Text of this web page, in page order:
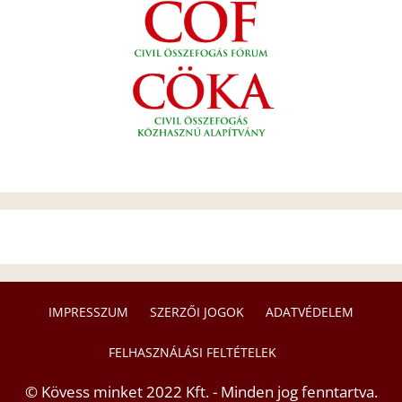
IMPRESSZUM SZERZŐI JOGOK ADATVÉDELEM
FELHASZNÁLÁSI FELTÉTELEK
© Kövess minket 2022 Kft. - Minden jog fenntartva.